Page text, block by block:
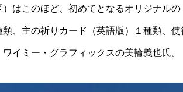
はこのほど、初めてとなるオリジナル
、主の祈りカード（英語版）１種類、
イミー・グラフィックスの美輪義也氏。